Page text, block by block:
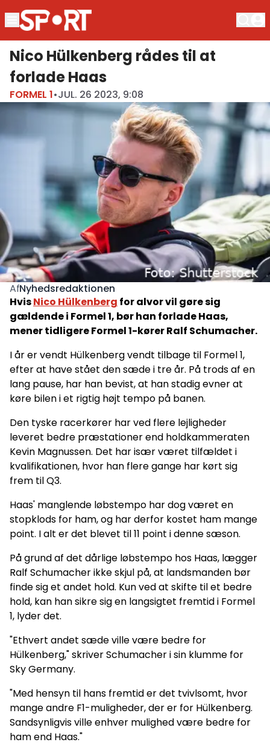
Nico Hülkenberg rådes til at
forlade Haas
FORMEL 1•JUL. 26 2023, 9:08
AfNyhedsredaktionen
HvisNico Hülkenberg for alvor vil gøre sig
gældende i Formel 1, bør han forlade Haas,
mener tidligere Formel 1-kører Ralf Schumacher.
I år er vendt Hülkenberg vendt tilbage til Formel 1,
efter at have stået den sæde i tre år. På trods af en
lang pause, har han bevist, at han stadig evner at
køre bilen i et rigtig højt tempo på banen.
Den tyske racerkører har ved flere lejligheder
leveret bedre præstationer end holdkammeraten
Kevin Magnussen. Det har især været tilfældet i
kvalifikationen, hvor han flere gange har kørt sig
frem til Q3.
Haas' manglende løbstempo har dog været en
stopklods for ham, og har derfor kostet ham mange
point. I alt er det blevet til 11 point i denne sæson.
På grund af det dårlige løbstempo hos Haas, lægger
Ralf Schumacher ikke skjul på, at landsmanden bør
finde sig et andet hold. Kun ved at skifte til et bedre
hold, kan han sikre sig en langsigtet fremtid i Formel
1, lyder det.
"Ethvert andet sæde ville være bedre for
Hülkenberg," skriver Schumacher i sin klumme for
Sky Germany.
"Med hensyn til hans fremtid er det tvivlsomt, hvor
mange andre F1-muligheder, der er for Hülkenberg.
Sandsynligvis ville enhver mulighed være bedre for
ham end Haas."